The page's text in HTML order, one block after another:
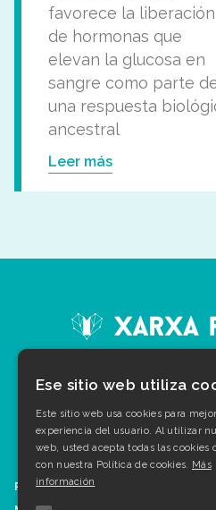
favorece la liberación
de hormonas que
elevan la glucosa en
sangre como parte
una respuesta
ancestral
Leer más
PATOLOGÍAS
Ese sitio web utiliza
Este sitio web usa cookies para
experiencia del usuario. Al utilizar
web, usted acepta todas las cookies
con nuestra Política de cookies. Más
información